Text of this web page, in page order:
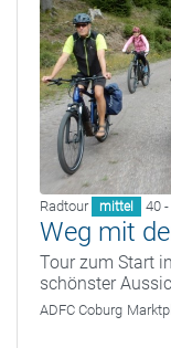
Radtour mittel 40
Weg mit
Tour zum Start
schönster
ADFC Coburg